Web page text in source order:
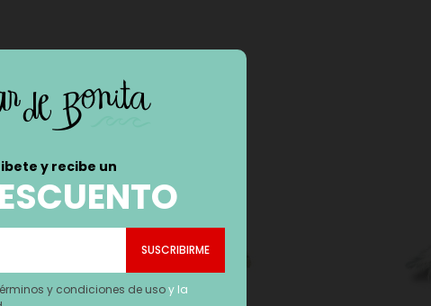
y condiciones de usoy la
y recibe un